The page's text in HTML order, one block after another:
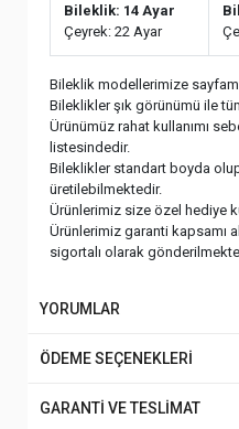
Bileklik: 14 Ayar
Çeyrek: 22 Ayar
Bileklik modellerimize
Bileklikler şık görünümü ile
Ürünümüz rahat kullanımı
listesindedir.
Bileklikler standart boyda
üretilebilmektedir.
Ürünlerimiz size özel hediye
Ürünlerimiz garanti kapsamı
sigortalı olarak
YORUMLAR
ÖDEME SEÇENEKLERİ
GARANTİ VE TESLİMAT